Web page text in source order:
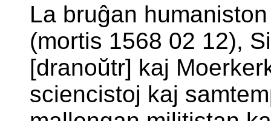
La bruĝan
(mortis 1568 02 12),
[dranoŭtr] kaj
sciencistoj kaj